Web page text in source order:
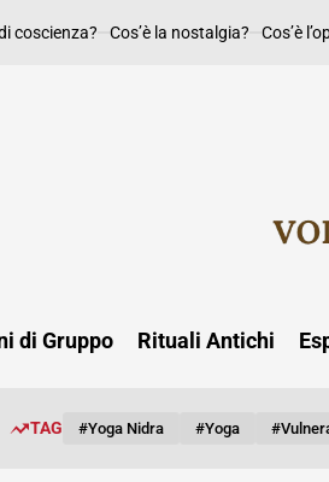
coscienza? Cos’è la nostalgia? Cos’è
di Gruppo Rituali Antichi
TAG #yoga Nidra #yoga